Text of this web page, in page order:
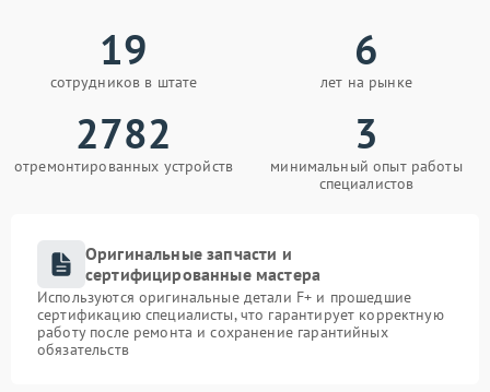
19
сотрудников в штате
6
лет на рынке
2782
отремонтированных устройств
3
минимальный опыт работы
специалистов
Оригинальные запчасти и
сертифицированные мастера
Используются оригинальные детали F+ и прошедшие
сертификацию специалисты, что гарантирует корректную
работу после ремонта и сохранение гарантийных
обязательств